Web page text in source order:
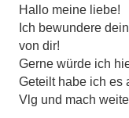
Hallo meine liebe!
Ich bewundere
von dir!
Gerne würde ich
Geteilt habe ich es
Vlg und mach